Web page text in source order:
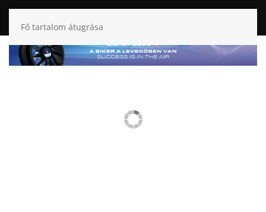
Fő tartalom átugrása